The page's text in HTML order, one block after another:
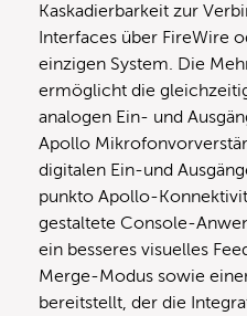
Kaskadierbarkeit zur
Interfaces über FireWire
einzigen System. Die
ermöglicht die
analogen Ein- und
Apollo
digitalen Ein-und
punkto Apollo-
gestaltete Console-
ein besseres visuelles
Merge-Modus sowie
bereitstellt, der die